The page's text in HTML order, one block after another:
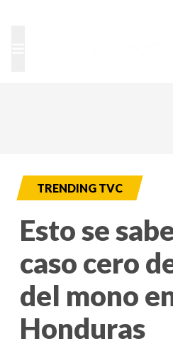
TRENDING TVC
Esto se
caso cero
del mono
Honduras